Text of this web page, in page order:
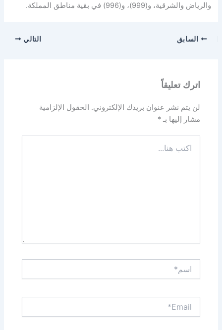
والرياض والشرقية، و(999)، و(996) في بقية مناطق المملكة.
السابق التالي
اترك تعليقاً
لن يتم نشر عنوان بريدك الإلكتروني. الحقول الإلزامية
مشار إليها بـ*
هنا...